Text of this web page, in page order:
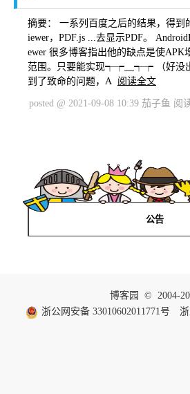
摘要： 一系列百度之后的结果，得到
iewer，PDF.js ...去显示PDF。
ewer 很多博客指出他的缺点是使APK
范围。只要能实现┭┮﹏┭┮ （好没
到了致命的问题，A 阅读全文
posted @ 2021-09-08 10:39 茄子鱼 阅
公告
博客园
© 2004-
浙公网安备 33010602011771号